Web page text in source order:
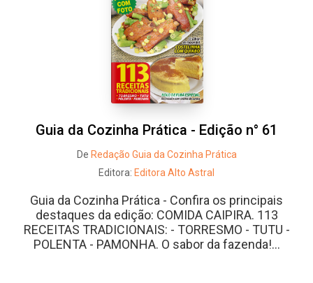
Guia da Cozinha Prática - Edição n° 61
De Redação Guia da Cozinha Prática
Editora: Editora Alto Astral
Guia da Cozinha Prática - Confira os principais
destaques da edição: COMIDA CAIPIRA. 113
RECEITAS TRADICIONAIS: - TORRESMO - TUTU -
POLENTA - PAMONHA. O sabor da fazenda!...